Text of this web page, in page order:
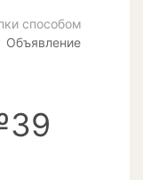
способом
Объявление